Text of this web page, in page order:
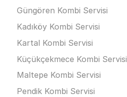
Güngören Kombi Servisi
Kadıköy Kombi Servisi
Kartal Kombi Servisi
Küçükçekmece Kombi Servisi
Maltepe Kombi Servisi
Pendik Kombi Servisi